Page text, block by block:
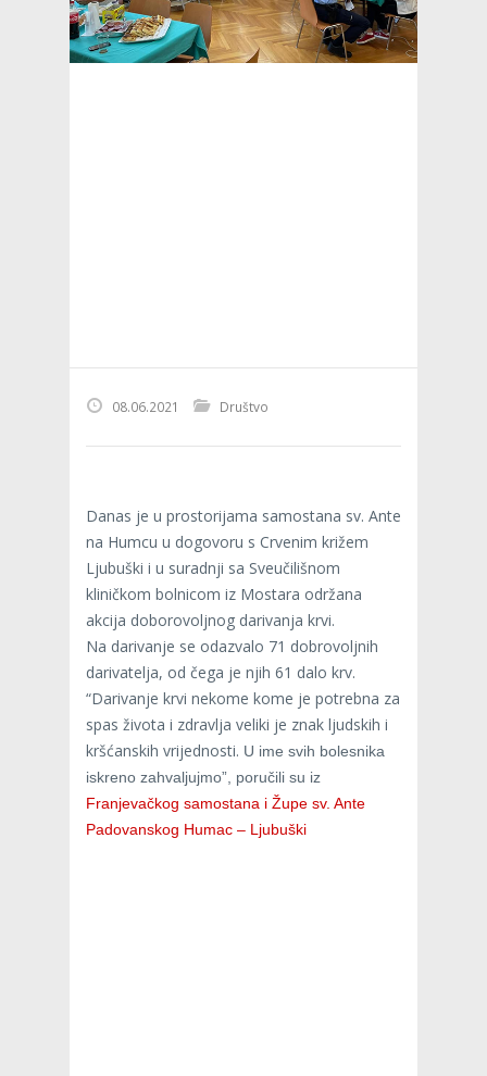
08.06.2021 Društvo
Danas je u prostorijama samostana sv. Ante
na Humcu u dogovoru s Crvenim križem
Ljubuški i u suradnji sa Sveučilišnom
kliničkom bolnicom iz Mostara održana
akcija doborovoljnog darivanja krvi.
Na darivanje se odazvalo 71 dobrovoljnih
darivatelja, od čega je njih 61 dalo krv.
“Darivanje krvi nekome kome je potrebna za
spas života i zdravlja veliki je znak ljudskih i
kršćanskih vrijednosti. U ime svih bolesnika
iskreno zahvaljujmo”, poručili su iz
Franjevačkog samostana i Župe sv. Ante
Padovanskog Humac – Ljubuški